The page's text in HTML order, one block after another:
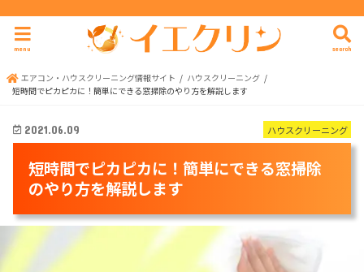
search
menu
エアコン・ハウスクリーニング情報サイト
ハウスクリーニング
短時間でピカピカに！簡単にできる窓掃除のやり方を解説します
ハウスクリーニング
2021.06.09
短時間でピカピカに！簡単にできる窓掃除
のやり方を解説します